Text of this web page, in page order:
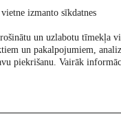
Re:Check
izmanto sīkdatnes
un uzlabotu tīmekļa
un pakalpojumiem,
piekrišanu. Vairāk